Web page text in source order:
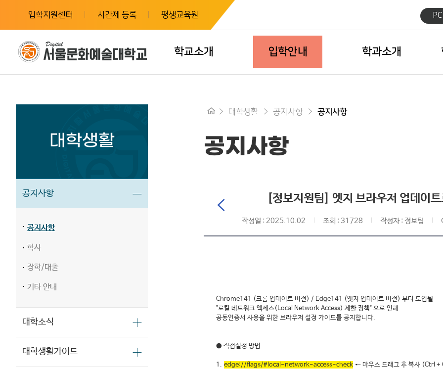
입학지원센터 시간제 등록 평생교육원
학교소개 입학안내 학과소개
대학생활
공지사항
공지사항
학사
장학/대출
기타 안내
대학소식
대학생활가이드
대학생활 공지사항 공지사항
공지사항
[정보지원팀] 엣지 브라우저 업데이
작성일 : 2025.10.02 조회 : 31728 작성자 : 정보팀
Chrome141 (크롬 업데이트 버전) / Edge141 (엣지 업데이트 버전) 부터 도입될
"로컬 네트워크 액세스(Local Network Access) 제한 정책" 으로 인해
공동인증서 사용을 위한 브라우저 설정 가이드를 공지합니다.
● 직접설정 방법
1. edge://flags/#local-network-access-check ← 마우스 드래그 후 복사 (Ctrl +